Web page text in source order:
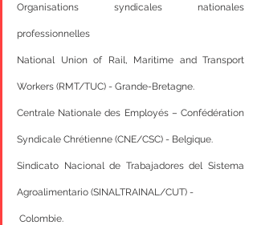
Organisations syndicales nationales
professionnelles
National Union of Rail, Maritime and Transport
Workers (RMT/TUC) - Grande-Bretagne.
Centrale Nationale des Employés – Confédération
Syndicale Chrétienne (CNE/CSC) - Belgique.
Sindicato Nacional de Trabajadores del Sistema
Agroalimentario (SINALTRAINAL/CUT) -
Colombie.